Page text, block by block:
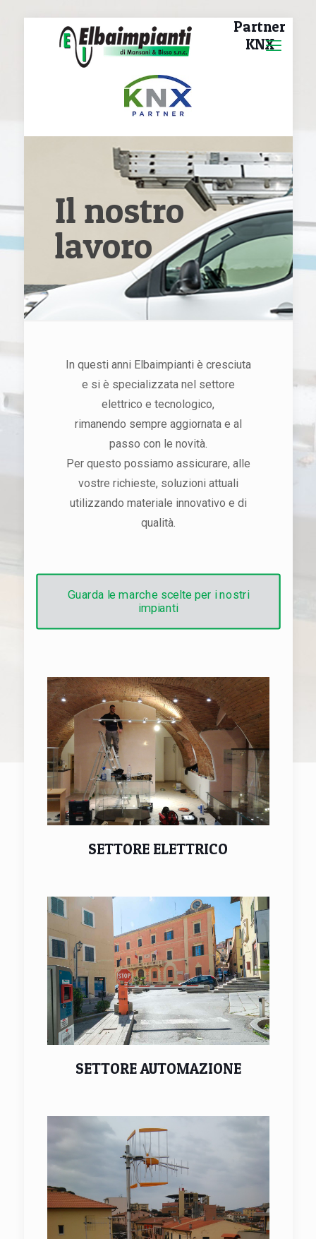
Partner
KNX
Il nostro
lavoro
In questi anni Elbaimpianti è cresciuta
e si è specializzata nel settore
elettrico e tecnologico,
rimanendo sempre aggiornata e al
passo con le novità.
Per questo possiamo assicurare, alle
vostre richieste, soluzioni attuali
utilizzando materiale innovativo e di
qualità.
Guarda le marche scelte per i nostri
impianti
SETTORE ELETTRICO
SETTORE AUTOMAZIONE